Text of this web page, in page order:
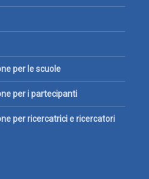
per le scuole
per i partecipanti
per ricercatrici e ricercatori